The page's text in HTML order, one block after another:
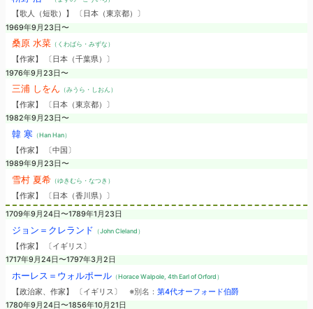
【歌人（短歌）】 〔日本（東京都）〕
1969年9月23日〜
桑原 水菜（くわばら・みずな）
【作家】 〔日本（千葉県）〕
1976年9月23日〜
三浦 しをん （みうら・しおん）
【作家】 〔日本（東京都）〕
1982年9月23日〜
韓 寒 （Han Han）
【作家】 〔中国〕
1989年9月23日〜
雪村 夏希（ゆきむら・なつき）
【作家】 〔日本（香川県）〕
1709年9月24日〜1789年1月23日
ジョン＝クレランド （John Cleland）
【作家】 〔イギリス〕
1717年9月24日〜1797年3月2日
ホーレス＝ウォルポール（Horace Walpole, 4th Earl of Orford）
【政治家、作家】 〔イギリス〕 ※別名： 第4代オーフォード伯爵
1780年9月24日〜1856年10月21日